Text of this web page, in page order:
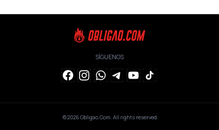
SÍGUENOS
© 2026 Obligao.Com. All rights reserved